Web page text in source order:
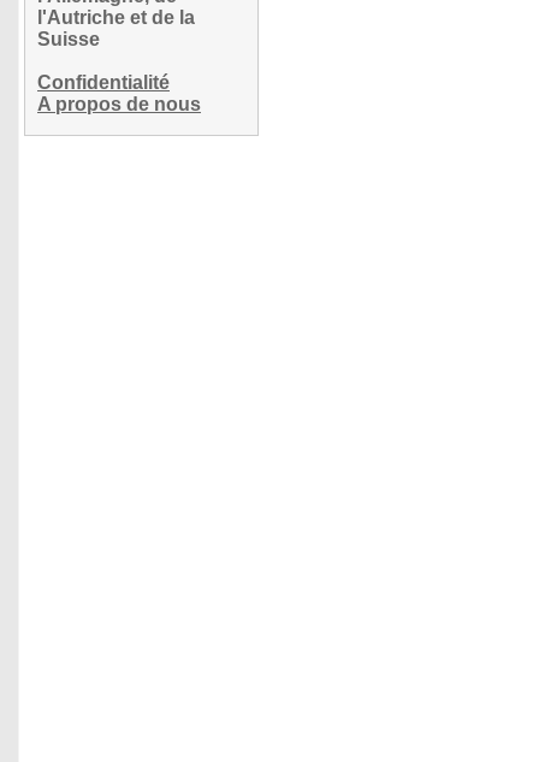
l'Autriche et de la
Suisse
Confidentialité
A propos de nous